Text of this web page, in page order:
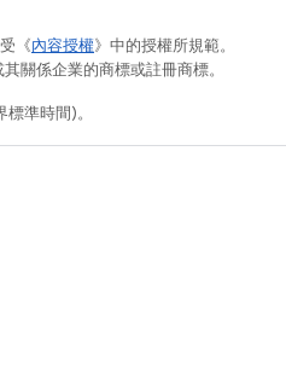
《內容授權》中的授權所規範。
關係企業的商標或註冊商標。
準時間)。